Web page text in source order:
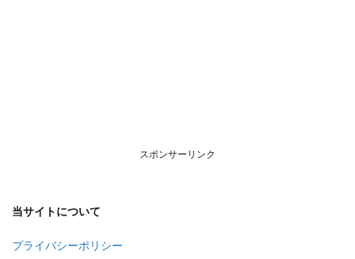
スポンサーリンク
当サイトについて
プライバシーポリシー